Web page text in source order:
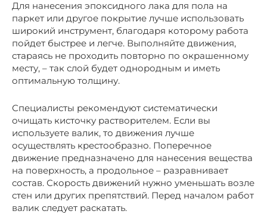
Для нанесения эпоксидного лака для пола на
паркет или другое покрытие лучше использовать
широкий инструмент, благодаря которому работа
пойдет быстрее и легче. Выполняйте движения,
стараясь не проходить повторно по окрашенному
месту, – так слой будет однородным и иметь
оптимальную толщину.
Специалисты рекомендуют систематически
очищать кисточку растворителем. Если вы
используете валик, то движения лучше
осуществлять крестообразно. Поперечное
движение предназначено для нанесения вещества
на поверхность, а продольное – разравнивает
состав. Скорость движений нужно уменьшать возле
стен или других препятствий. Перед началом работ
валик следует раскатать.